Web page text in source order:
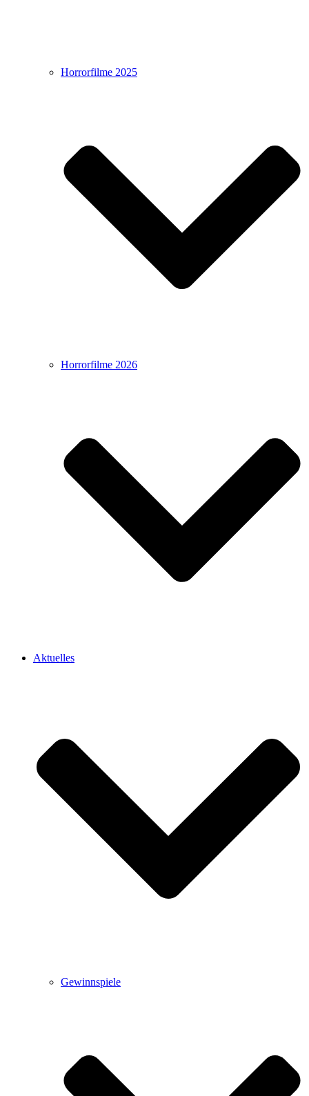
Horrorfilme 2025
Horrorfilme 2026
Aktuelles
Gewinnspiele